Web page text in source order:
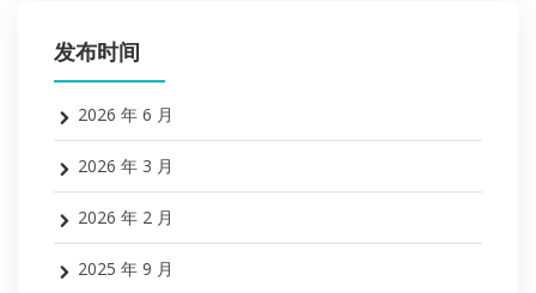
发布时间
2026 年 6 月
2026 年 3 月
2026 年 2 月
2025 年 9 月